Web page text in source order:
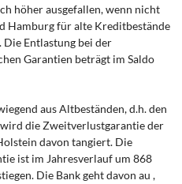
höher ausgefallen, wenn nicht
Hamburg für alte Kreditbestände
Entlastung bei der
Garantien beträgt im Saldo
aus Altbeständen,d.h. den
die Zweitverlustgarantie der
davon tangiert. Die
ist im Jahresverlauf um 868
Die Bank geht davon au ,